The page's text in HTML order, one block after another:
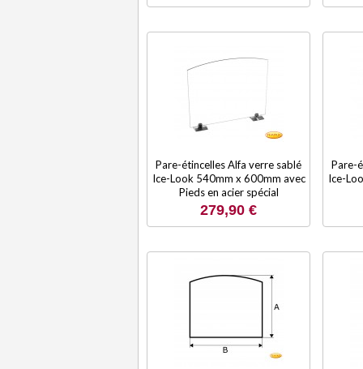
Pare-étincelles Alfa verre sablé
Ice-Look 540mm x 600mm avec
Pieds en acier spécial
279,90 €
Pare-
Ice-